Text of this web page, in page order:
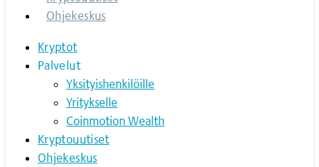
Ohjekeskus
Kryptot
Palvelut
Yksityishenkilöille
Yritykselle
Coinmotion Wealth
Kryptouutiset
Ohjekeskus